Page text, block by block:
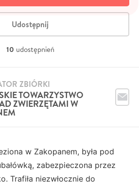
Udostępnij
10 udostępnień
TOWARZYSTWO
ZWIERZĘTAMI W
ZBIÓRKI
w Zakopanem, była pod
zabezpieczona przez
Trafiła niezwłocznie do